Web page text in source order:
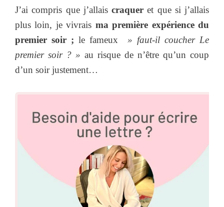
J’ai compris que j’allais craqueret que si j’allais
plus loin, je vivrais ma première expérience du
premier soir ;le fameux
» faut-il coucher Le
premier soir ? » au risque de n’être qu’un coup
d’un soir justement…